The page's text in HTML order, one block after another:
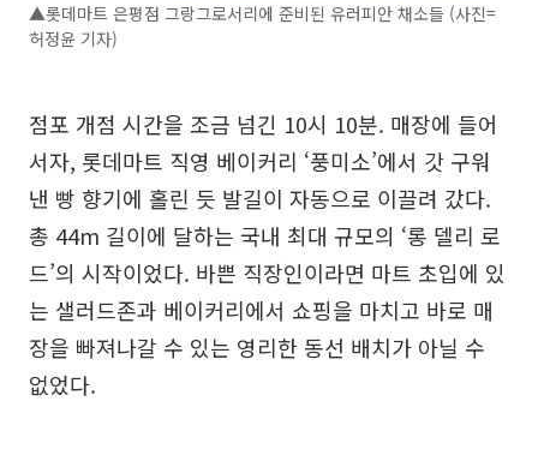
▲롯데마트 은평점 그랑그로서리에 준비된 유러피안 채소들 (사진=
허정윤 기자)
점포 개점 시간을 조금 넘긴 10시 10분. 매장에 들어
서자, 롯데마트 직영 베이커리 ‘풍미소’에서 갓 구워
낸 빵 향기에 홀린 듯 발길이 자동으로 이끌려 갔다.
총 44m 길이에 달하는 국내 최대 규모의 ‘롱 델리 로
드’의 시작이었다. 바쁜 직장인이라면 마트 초입에 있
는 샐러드존과 베이커리에서 쇼핑을 마치고 바로 매
장을 빠져나갈 수 있는 영리한 동선 배치가 아닐 수
없었다.